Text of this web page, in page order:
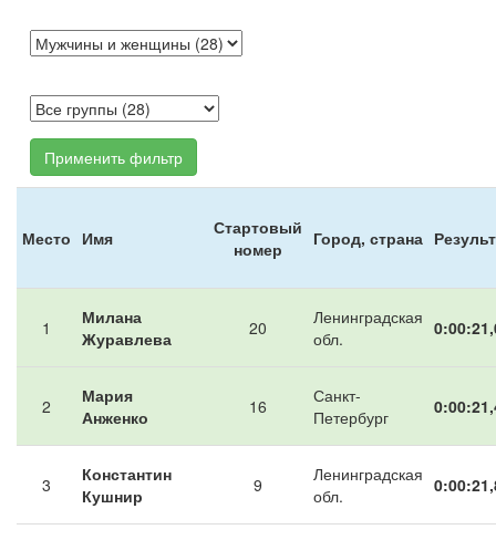
Применить фильтр
Место Имя
Стартовый
номер
Город, страна
1
Милана
Журавлева
20
Ленинградская
обл.
2
Мария
Анженко
16
Санкт-
Петербург
3
Константин
Кушнир
9
Ленинградская
обл.